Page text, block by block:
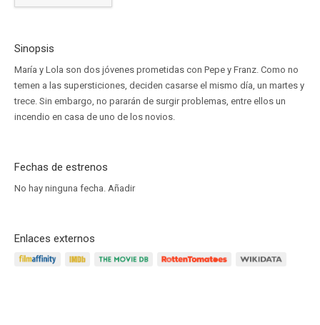
Sinopsis
María y Lola son dos jóvenes prometidas con Pepe y Franz. Como no
temen a las supersticiones, deciden casarse el mismo día, un martes y
trece. Sin embargo, no pararán de surgir problemas, entre ellos un
incendio en casa de uno de los novios.
Fechas de estrenos
No hay ninguna fecha. Añadir
Enlaces externos